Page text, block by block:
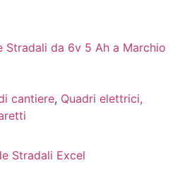
cantiere, Quadri elettrici,
Stradali Excel